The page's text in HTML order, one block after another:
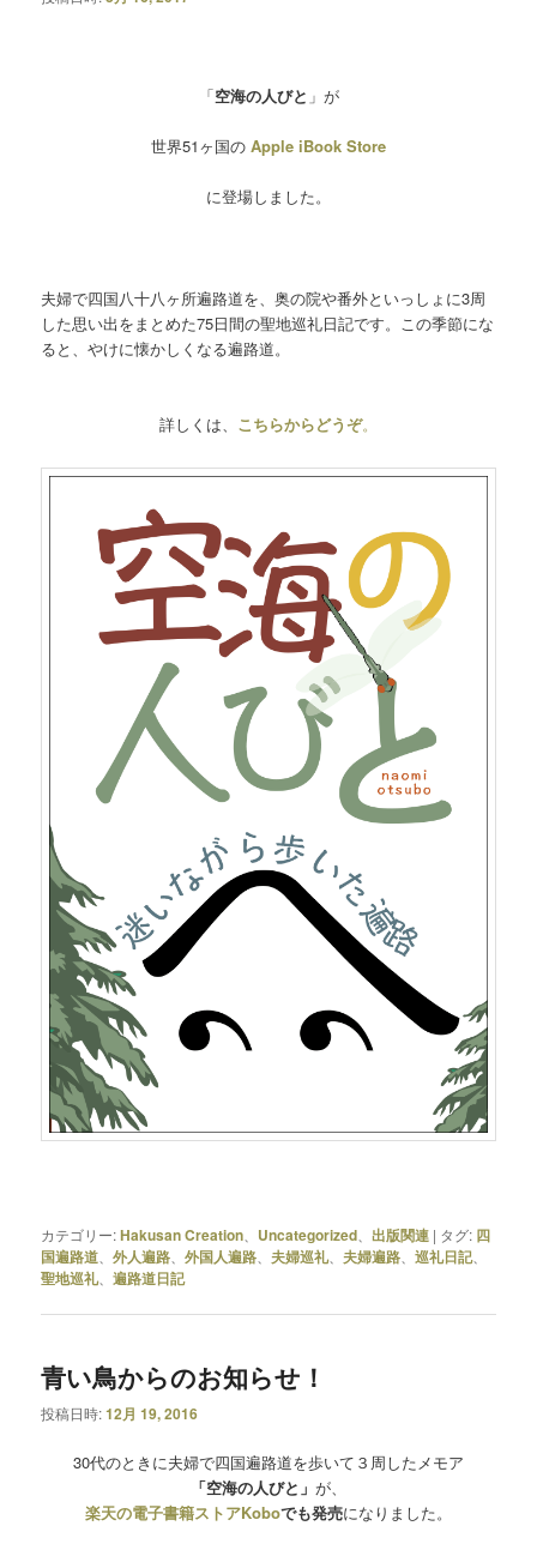
「空海の人びと 」が
世界51ヶ国の Apple iBook Store
に登場しました。
夫婦で四国八十八ヶ所遍路道を、奥の院や番外といっしょに3周
した思い出をまとめた75日間の聖地巡礼日記です。この季節にな
ると、やけに懐かしくなる遍路道。
詳しくは、 こちらからどうぞ。
カテゴリー:Hakusan Creation Uncategorized 、出版関連 | タグ: 四
国遍路道 、外人遍路 、外国人遍路 、夫婦巡礼、夫婦遍路 、巡礼日記、
聖地巡礼、遍路道日記
青い鳥からのお知らせ！
投稿日時:12月 19, 2016
30代のときに夫婦で四国遍路道を歩いて３周したメモア
「空海の人びと」 が、
楽天の電子書籍ストアKoboでも発売になりました。